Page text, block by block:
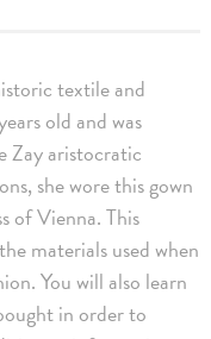
textile and
old and was
Zay aristocratic
she wore this gown
of Vienna. This
materials used when
You will also learn
in order to